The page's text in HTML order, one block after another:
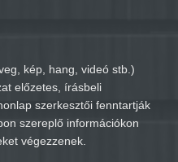
kép, hang, videó stb.)
előzetes, írásbeli
szerkesztői fenntartják
szereplő információkon
végezzenek.